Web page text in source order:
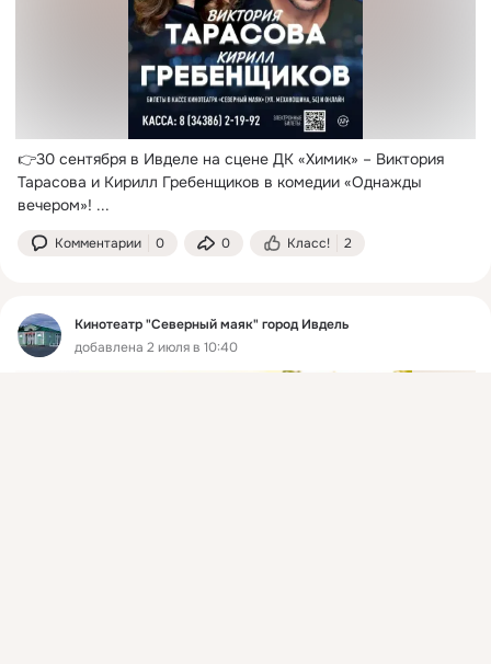
👉30 сентября в Ивделе на сцене ДК «Химик» – Виктория
Тарасова и Кирилл Гребенщиков в комедии «Однажды
вечером»! ...
Комментарии 0 0 Класс! 2
Кинотеатр "Северный маяк" город Ивдель
добавлена 2 июля в 10:40